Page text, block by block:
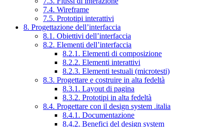
7.4. Wireframe
7.5. Prototipi interattivi
8. Progettazione dell’interfaccia
8.1. Obiettivi dell’interfaccia
8.2. Elementi dell’interfaccia
8.2.1. Elementi di composizione
8.2.2. Elementi interattivi
8.2.3. Elementi testuali (microtesti)
8.3. Progettare e costruire in alta fedeltà
8.3.1. Layout di pagina
8.3.2. Prototipi in alta fedeltà
8.4. Progettare con il design system .italia
8.4.1. Documentazione
8.4.2. Benefici del design system